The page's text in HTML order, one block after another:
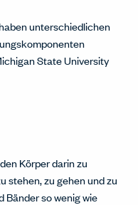
unterschiedlichen
State University
Körper darin zu
stehen, zu gehen und zu
Bänder so wenig wie